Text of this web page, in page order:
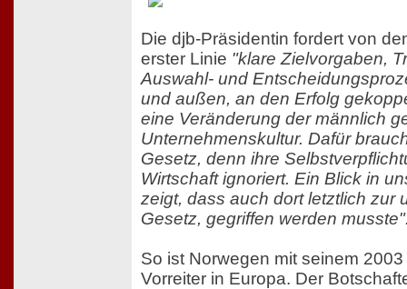
Die djb-Präsidentin fordert von
erster Linie "klare Zielvorgaben,
Auswahl- und
und außen, an den Erfolg
eine Veränderung der männlich
Unternehmenskultur. Dafür
Gesetz, denn ihre
Wirtschaft ignoriert. Ein Blick in
zeigt, dass auch dort letztlich zur
Gesetz, gegriffen werden
So ist Norwegen mit seinem
Vorreiter in Europa. Der